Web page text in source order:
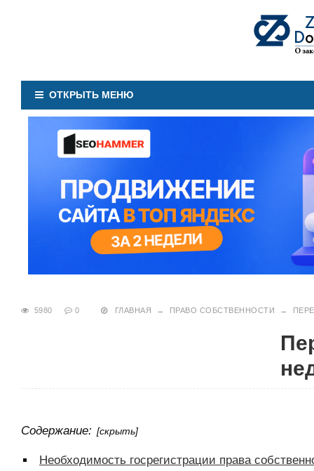
ОТКРЫТЬ МЕНЮ
5980 0 ГЛАВНАЯ → ПРАВО СОБСТВЕННОСТИ →
Содержание: [скрыть]
Необходимость госрегистрации права